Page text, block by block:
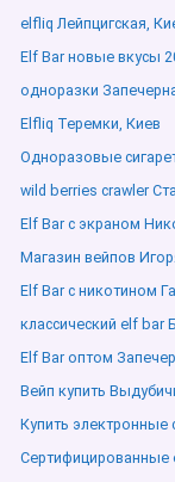
elfliq Лейпцигская,
Elf Bar новые вкусы
одноразки
Elfliq Теремки, Киев
Одноразовые
wild berries crawler
Elf Bar с экраном
Магазин вейпов
Elf Bar с никотином
классический elf bar
Elf Bar оптом
Вейп купить
Купить электронные
Сертифицированные